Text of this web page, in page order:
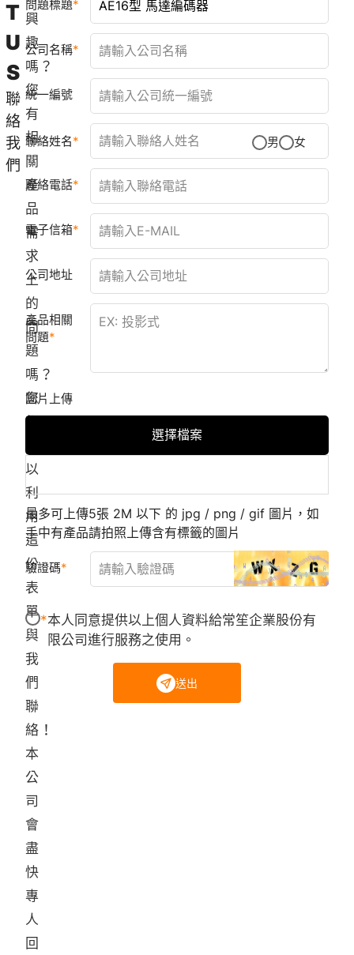
T
U
S
聯
絡
我
們
興
趣
嗎？
您
有
相
關
產
品
需
求
上
的
問
題
嗎？
您
都
以
利
用
這
份
表
單
與
我
們
聯
絡！
本
公
司
會
盡
快
專
人
回
問題標題
公司名稱
統一編號
聯絡姓名 男 女
聯絡電話
電子信箱
公司地址
產品相關
問題
圖片上傳
選擇檔案
最多可上傳5張 2M 以下 的 jpg / png / gif 圖片，如
手中有產品請拍照上傳含有標籤的圖片
驗證碼
本人同意提供以上個人資料給常笙企業股份有
限公司進行服務之使用。
送出